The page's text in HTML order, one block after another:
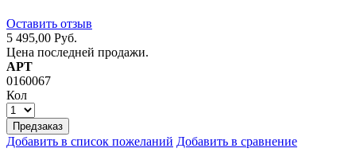
Оставить отзыв
5 495,00 Руб.
Цена последней продажи.
АРТ
0160067
Кол
Предзаказ
Добавить в список пожеланий Добавить в сравнение